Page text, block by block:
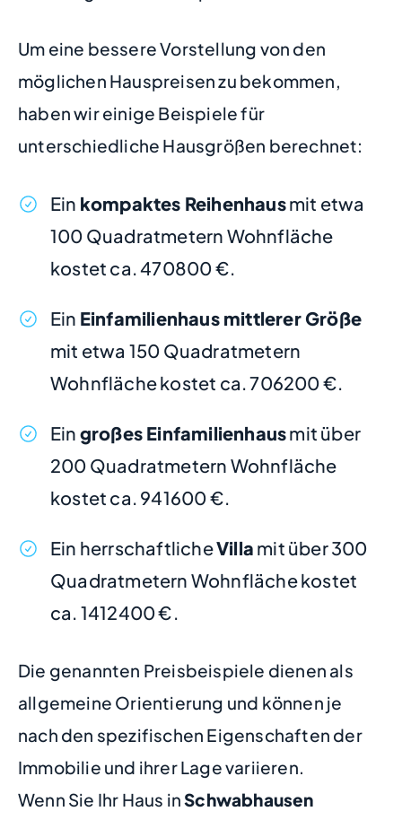
Um eine bessere Vorstellung von den
möglichen Hauspreisen zu bekommen,
haben wir einige Beispiele für
unterschiedliche Hausgrößen berechnet:
Ein kompaktes Reihenhausmit etwa
100 Quadratmetern Wohnfläche
kostet ca. 470800 €.
Ein Einfamilienhaus mittlerer Größe
mit etwa 150 Quadratmetern
Wohnfläche kostet ca. 706200 €.
Ein großes Einfamilienhausmit über
200 Quadratmetern Wohnfläche
kostet ca. 941600 €.
Ein herrschaftlicheVilla mit über 300
Quadratmetern Wohnfläche kostet
ca. 1412400 €.
Die genannten Preisbeispiele dienen als
allgemeine Orientierung und können je
nach den spezifischen Eigenschaften der
Immobilie und ihrer Lage variieren.
Wenn Sie Ihr Haus inSchwabhausen